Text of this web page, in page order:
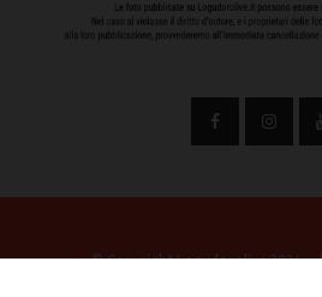
© Copyright Logudorolive 2024